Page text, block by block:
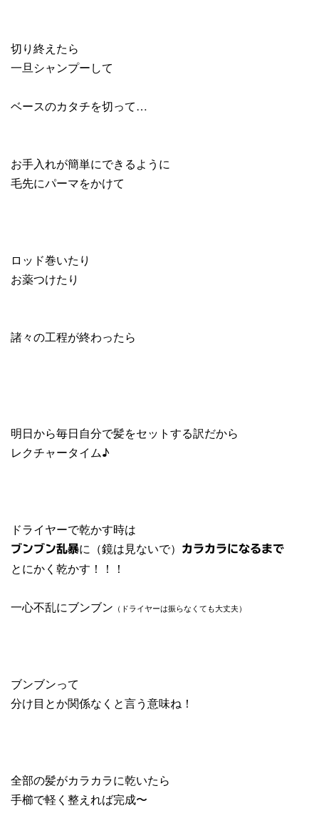
切り終えたら
一旦シャンプーして
ベースのカタチを切って…
お手入れが簡単にできるように
毛先にパーマをかけて
ロッド巻いたり
お薬つけたり
諸々の工程が終わったら
明日から毎日自分で髪をセットする訳だから
レクチャータイム♪
ドライヤーで乾かす時は
ブンブン乱暴に（鏡は見ないで） カラカラになるまで
とにかく乾かす！！！
一心不乱にブンブン （ドライヤーは振らなくても大丈夫）
ブンブンって
分け目とか関係なくと言う意味ね！
全部の髪がカラカラに乾いたら
手櫛で軽く整えれば完成〜